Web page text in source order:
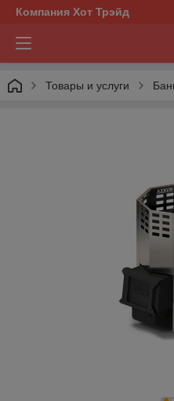
Компания Хот Трэйд
Товары и услуги